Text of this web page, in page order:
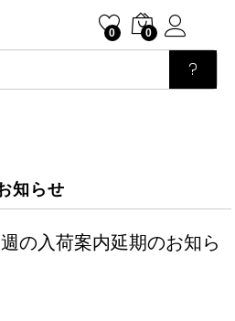
0 0
知らせ
週の入荷案内延期のお知ら